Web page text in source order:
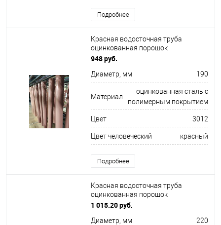
Подробнее
Красная водосточная труба
оцинкованная порошок
ф190х1250мм RAL 3012
948 руб.
Диаметр, мм 190
Материал
оцинкованная сталь с
полимерным покрытием
Цвет 3012
Цвет человеческий красный
Подробнее
Красная водосточная труба
оцинкованная порошок
ф220х1250мм RAL 3027
1 015.20 руб.
Диаметр, мм 220